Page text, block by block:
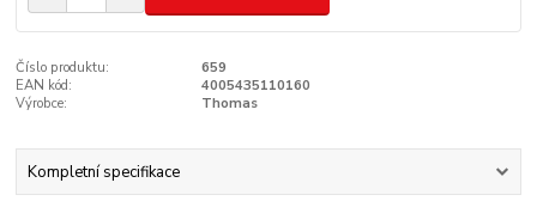
Číslo produktu:
659
EAN kód:
4005435110160
Výrobce:
Thomas
Kompletní specifikace